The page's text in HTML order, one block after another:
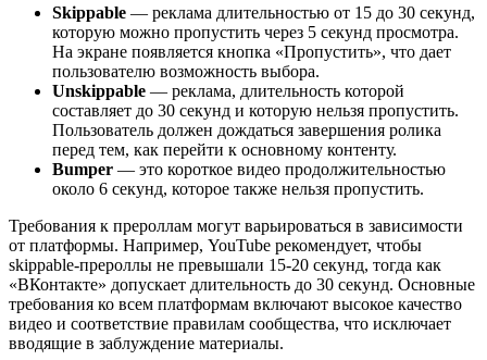
Skippable — реклама длительностью от 15 до 30 секунд,
которую можно пропустить через 5 секунд просмотра.
На экране появляется кнопка «Пропустить», что дает
пользователю возможность выбора.
Unskippable — реклама, длительность которой
составляет до 30 секунд и которую нельзя пропустить.
Пользователь должен дождаться завершения ролика
перед тем, как перейти к основному контенту.
Bumper — это короткое видео продолжительностью
около 6 секунд, которое также нельзя пропустить.
Требования к прероллам могут варьироваться в зависимости
от платформы. Например, YouTube рекомендует, чтобы
skippable-прероллы не превышали 15-20 секунд, тогда как
«ВКонтакте» допускает длительность до 30 секунд. Основные
требования ко всем платформам включают высокое качество
видео и соответствие правилам сообщества, что исключает
вводящие в заблуждение материалы.